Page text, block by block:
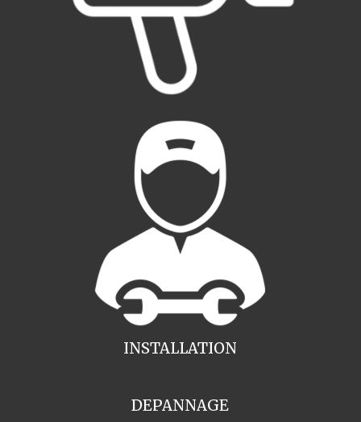
INSTALLATION
DEPANNAGE